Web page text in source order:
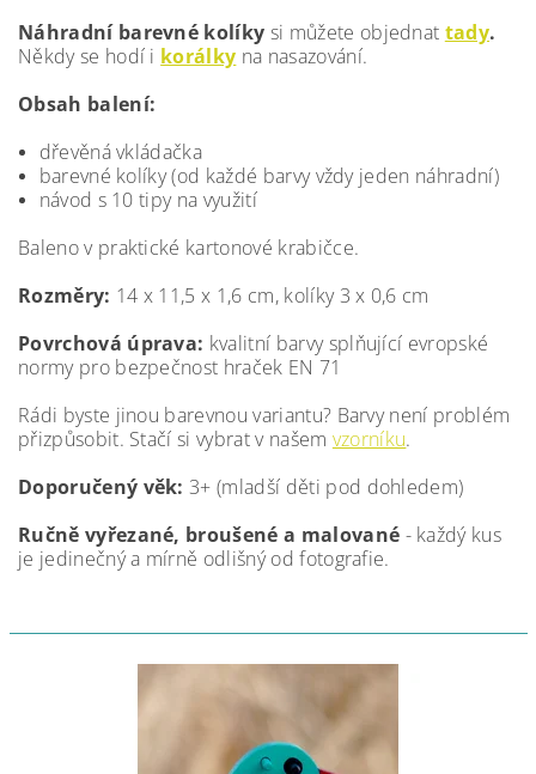
Náhradní barevné kolíky si můžete objednat tady.
Někdy se hodí i korálky na nasazování.
Obsah balení:
dřevěná vkládačka
barevné kolíky (od každé barvy vždy jeden náhradní)
návod s 10 tipy na využití
Baleno v praktické kartonové krabičce.
Rozměry: 14 x 11,5 x 1,6 cm, kolíky 3 x 0,6 cm
Povrchová úprava: kvalitní barvy splňující evropské
normy pro bezpečnost hraček EN 71
Rádi byste jinou barevnou variantu? Barvy není problém
přizpůsobit. Stačí si vybrat v našem vzorníku.
Doporučený věk: 3+ (mladší děti pod dohledem)
Ručně vyřezané, broušené a malované - každý kus
je jedinečný a mírně odlišný od fotografie.